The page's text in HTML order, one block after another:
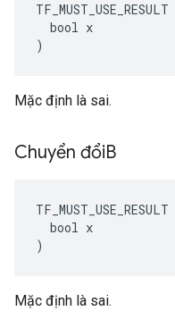
TF_MUST_USE_RESULT
  bool x
)
Mặc định là sai.
Chuyển đổiB
TF_MUST_USE_RESULT
  bool x
)
Mặc định là sai.